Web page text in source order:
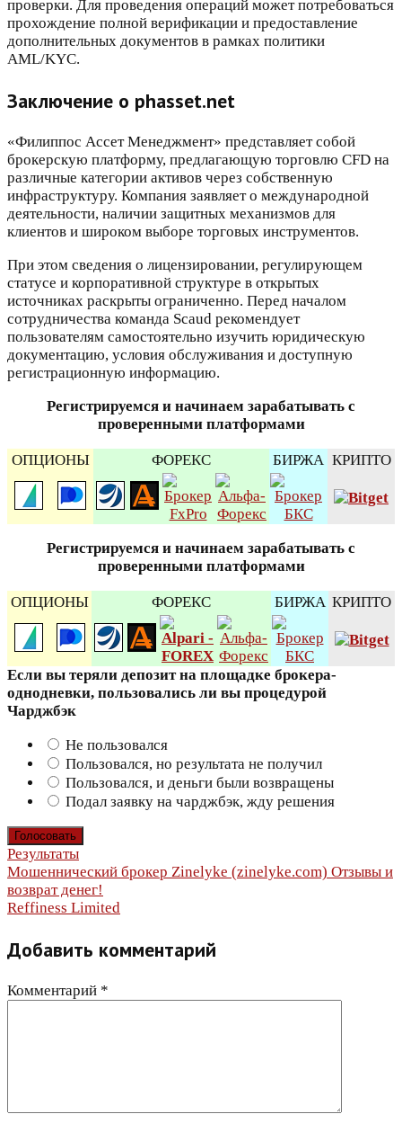
проверки. Для проведения операций может потребоваться
прохождение полной верификации и предоставление
дополнительных документов в рамках политики
AML/KYC.
Заключение о phasset.net
«Филиппос Ассет Менеджмент» представляет собой
брокерскую платформу, предлагающую торговлю CFD на
различные категории активов через собственную
инфраструктуру. Компания заявляет о международной
деятельности, наличии защитных механизмов для
клиентов и широком выборе торговых инструментов.
При этом сведения о лицензировании, регулирующем
статусе и корпоративной структуре в открытых
источниках раскрыты ограниченно. Перед началом
сотрудничества команда Scaud рекомендует
пользователям самостоятельно изучить юридическую
документацию, условия обслуживания и доступную
регистрационную информацию.
Регистрируемся и начинаем зарабатывать с
проверенными платформами
ОПЦИОНЫ ФОРЕКС БИРЖА КРИПТО
Регистрируемся и начинаем зарабатывать с
проверенными платформами
ОПЦИОНЫ ФОРЕКС БИРЖА КРИПТО
Если вы теряли депозит на площадке брокера-
однодневки, пользовались ли вы процедурой
Чарджбэк
Не пользовался
Пользовался, но результата не получил
Пользовался, и деньги были возвращены
Подал заявку на чарджбэк, жду решения
Результаты
Навигация
по
записям
Мошеннический брокер Zinelyke (zinelyke.com) Отзывы и
возврат денег!
Reffiness Limited
Добавить комментарий
Комментарий *